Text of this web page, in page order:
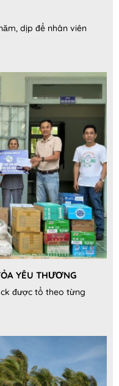
dịp để nhân viên
YÊU THƯƠNG
được tổ theo từng